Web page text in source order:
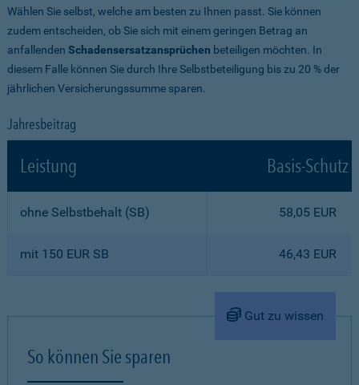
Wählen Sie selbst, welche am besten zu Ihnen passt. Sie können
zudem entscheiden, ob Sie sich mit einem geringen Betrag an
anfallenden Schadensersatzansprüchen beteiligen möchten. In
diesem Falle können Sie durch Ihre Selbstbeteiligung bis zu 20 % der
jährlichen Versicherungssumme sparen.
Jahresbeitrag
Leistung Basis-Schutz
ohne Selbstbehalt (SB) 58,05 EUR
mit 150 EUR SB 46,43 EUR
Gut zu wissen
So können Sie sparen